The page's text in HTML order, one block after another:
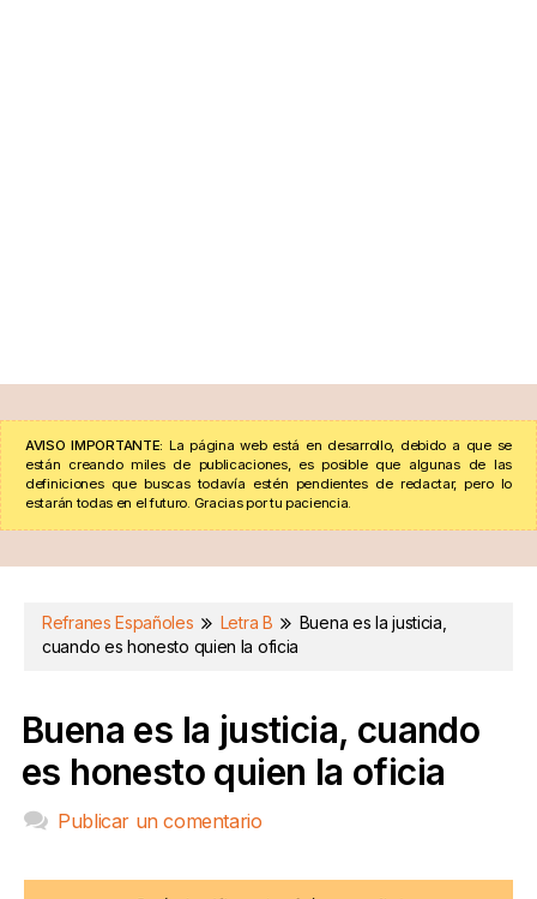
AVISO IMPORTANTE: La página web está en desarrollo, debido a que se
están creando miles de publicaciones, es posible que algunas de las
definiciones que buscas todavía estén pendientes de redactar, pero lo
estarán todas en el futuro. Gracias por tu paciencia.
Refranes Españoles Letra B
Buena es la justicia,
cuando es honesto quien la oficia
Buena es la justicia, cuando
es honesto quien la oficia
Publicar un comentario